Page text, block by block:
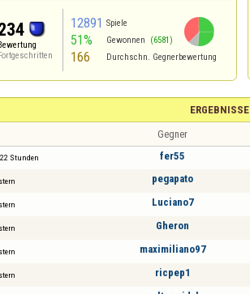
12891 Spiele
51% Gewonnen (6581)
166 Durchschn. Gegnerbewertung
ERGEBNISSE
Gegner
22 Stunden fer55
pegapato
Luciano7
Gheron
maximiliano97
ricpep1